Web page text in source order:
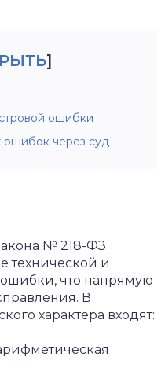
]
ошибки
ошибок через суд
№ 218-ФЗ
технической и
что напрямую
В
характера входят: